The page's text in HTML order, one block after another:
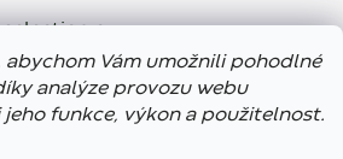
abychom Vám umožnili pohodlné
analýze provozu webu
funkce, výkon a použitelnost.
657